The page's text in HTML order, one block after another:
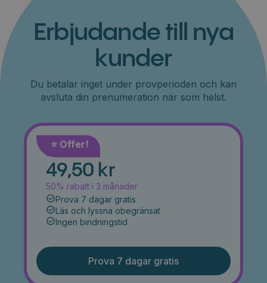
Erbjudande till nya
kunder
Du betalar inget under provperioden och kan
avsluta din prenumeration när som helst.
⭐️ Offer!
Månad
49,50 kr
50% rabatt i 3 månader
Prova 7 dagar gratis
Läs och lyssna obegränsat
Ingen bindningstid
Prova 7 dagar gratis